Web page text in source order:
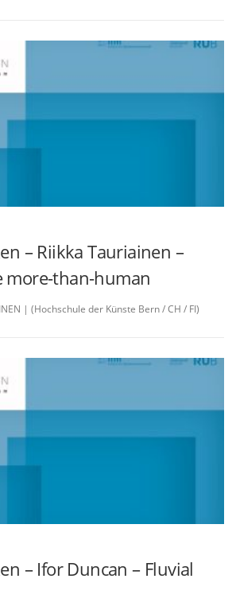
– Riikka Tauriainen –
than-human
| (Hochschule der Künste Bern / CH / FI)
– Ifor Duncan – Fluvial